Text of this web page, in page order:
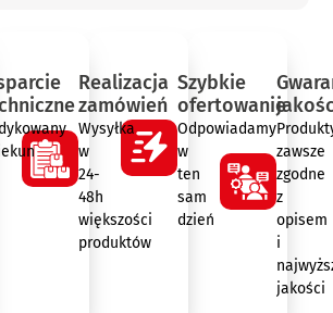
Realizacja
zamówień
Wysyłka
w
24-
48h
większości
produktów
Szybkie
ofertowanie
Odpowiadamy
w
ten
sam
dzień
zawsze
zgodne
z
opisem
i
jakości